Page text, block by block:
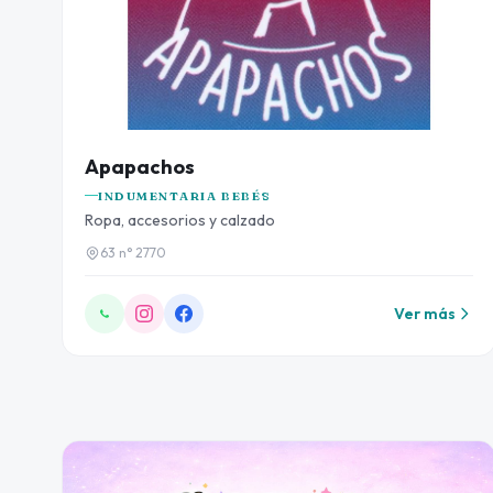
Apapachos
INDUMENTARIA BEBÉS
Ropa, accesorios y calzado
63 n° 2770
Ver más